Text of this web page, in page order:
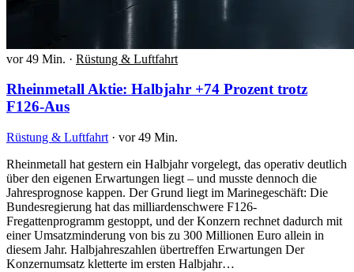
vor 49 Min. · Rüstung & Luftfahrt
Rheinmetall Aktie: Halbjahr +74 Prozent trotz
F126-Aus
Rüstung & Luftfahrt · vor 49 Min.
Rheinmetall hat gestern ein Halbjahr vorgelegt, das operativ deutlich
über den eigenen Erwartungen liegt – und musste dennoch die
Jahresprognose kappen. Der Grund liegt im Marinegeschäft: Die
Bundesregierung hat das milliardenschwere F126-
Fregattenprogramm gestoppt, und der Konzern rechnet dadurch mit
einer Umsatzminderung von bis zu 300 Millionen Euro allein in
diesem Jahr. Halbjahreszahlen übertreffen Erwartungen Der
Konzernumsatz kletterte im ersten Halbjahr…